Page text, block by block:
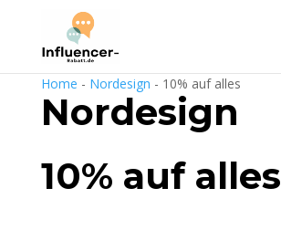
Home - Nordesign - 10% auf alles
Nordesign
10% auf alles